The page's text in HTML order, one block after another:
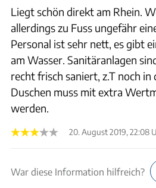
Liegt schön direkt am Rhein.
allerdings zu Fuss ungefähr
Personal ist sehr nett, es gibt
am Wasser. Sanitäranlagen
recht frisch saniert, z.T noch in
Duschen muss mit extra
werden.
20. August 2019, 22:08
War diese Information hilfreich?